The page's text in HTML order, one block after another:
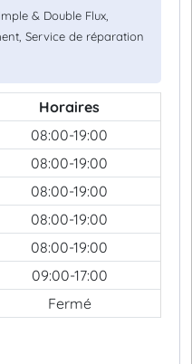
& Double Flux,
Service de réparation
Horaires
08:00-19:00
08:00-19:00
08:00-19:00
08:00-19:00
08:00-19:00
09:00-17:00
Fermé